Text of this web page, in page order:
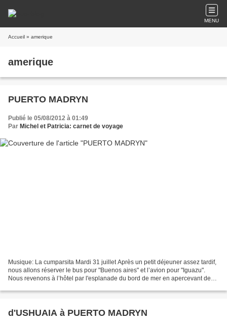
MENU
Accueil » amerique
amerique
PUERTO MADRYN
Publié le 05/08/2012 à 01:49
Par Michel et Patricia: carnet de voyage
Musique: La cumparsita Mardi 31 juillet Après un petit déjeuner assez tardif,
nous allons réserver le bus pour "Buenos aires" et l’avion pour "Iguazu".
Nous revenons à l’hôtel par l'esplanade du bord de mer en apercevant des
d'USHUAIA à PUERTO MADRYN